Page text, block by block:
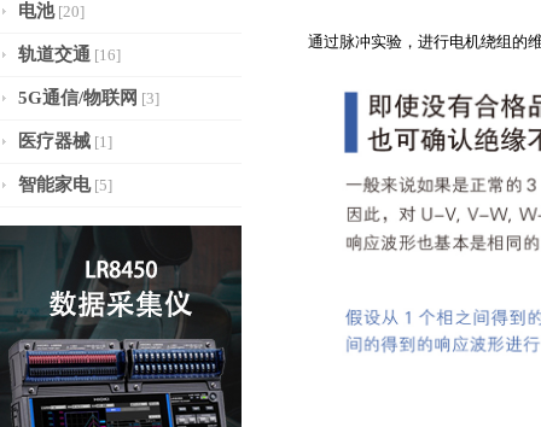
电池 [20]
轨道交通 [16]
5G通信/物联网 [3]
医疗器械 [1]
智能家电 [5]
通过脉冲实验，进行电机绕组的